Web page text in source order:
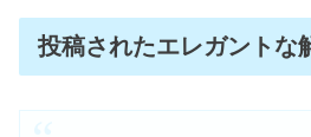
投稿されたエレガントな